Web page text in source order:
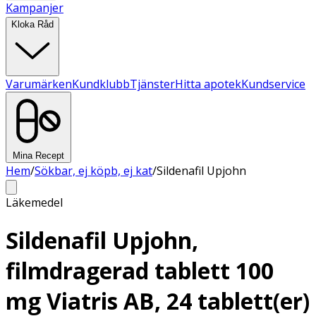
Kampanjer
Kloka Råd
VarumärkenKundklubbTjänsterHitta apotekKundservice
Mina Recept
Hem/Sökbar, ej köpb, ej kat/Sildenafil Upjohn
Läkemedel
Sildenafil Upjohn,
filmdragerad tablett 100
mg Viatris AB, 24 tablett(er)